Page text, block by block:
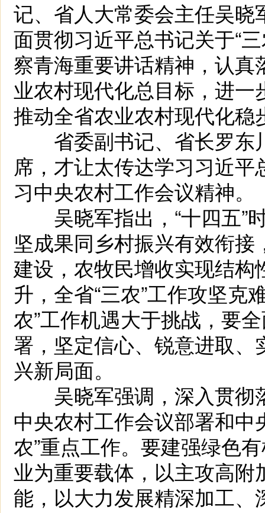
记、省人大常委会主任吴
面贯彻习近平总书记关于“
察青海重要讲话精神，认
业农村现代化总目标，进
推动全省农业农村现代化稳
省委副书记、省长罗东
席，才让太传达学习习近
习中央农村工作会议精神。
吴晓军指出，“十四五”
坚成果同乡村振兴有效衔
建设，农牧民增收实现结
升，全省“三农”工作攻坚克
农”工作机遇大于挑战，要
署，坚定信心、锐意进取
兴新局面。
吴晓军强调，深入贯彻
中央农村工作会议部署和中
农”重点工作。要建强绿色
业为重要载体，以主攻高
能，以大力发展精深加工、